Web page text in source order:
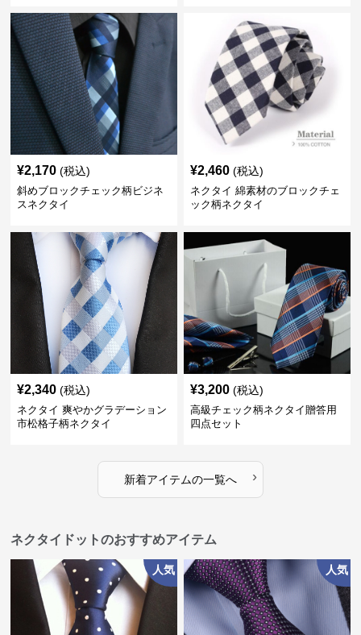
¥2,170 (税込)
斜めブロックチェック柄ビジネ
スネクタイ
¥2,460 (税込)
ネクタイ 綿素材のブロックチェ
ック柄ネクタイ
¥2,340 (税込)
ネクタイ 爽やかグラデーション
市松格子柄ネクタイ
¥3,200 (税込)
高級チェック柄ネクタイ贈答用
四点セット
新着アイテムの一覧へ ›
ネクタイドットのおすすめアイテム
人気 人気